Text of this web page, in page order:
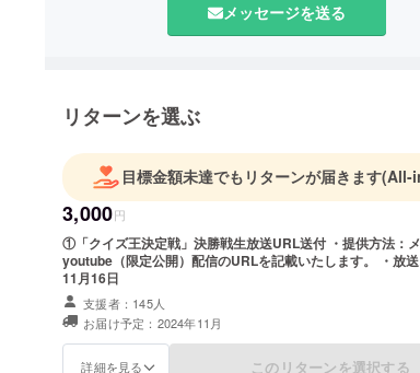
メッセージを送る
リターンを選ぶ
目標金額未達でもリターンが届きます(All-
3,000円
①「クイズ王決定戦」決勝戦生放送URL送付 ・提供方法：
youtube（限定公開）配信のURLを記載いたします。 ・放
11月16日
支援者：145人
お届け予定：2024年11月
詳細を見る このリターンを選択する